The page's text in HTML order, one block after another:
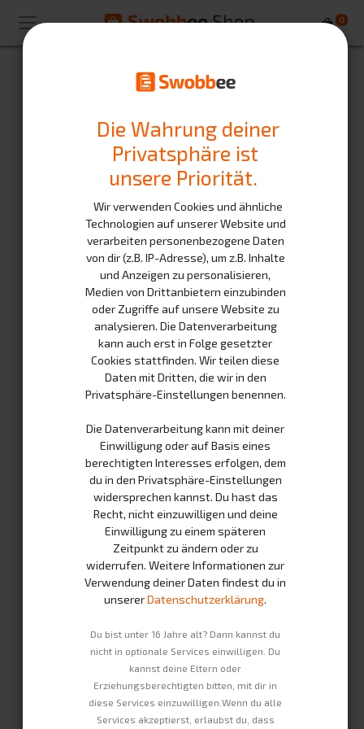
0
AES PowerPack Plus
Billing: Monthly subscription
60.90€
Excluding VAT
+ 27.40€ 12 months + 19.40€
Die Wahrung deiner
Privatsphäre ist
unsere Priorität.
Wir verwenden Cookies und ähnliche
Technologien auf unserer Website und
verarbeiten personenbezogene Daten
von dir (z.B. IP-Adresse), um z.B. Inhalte
und Anzeigen zu personalisieren,
Medien von Drittanbietern einzubinden
oder Zugriffe auf unsere Website zu
analysieren. Die Datenverarbeitung
kann auch erst in Folge gesetzter
Cookies stattfinden. Wir teilen diese
Daten mit Dritten, die wir in den
Privatsphäre-Einstellungen benennen.
Die Datenverarbeitung kann mit deiner
Einwilligung oder auf Basis eines
berechtigten Interesses erfolgen, dem
du in den Privatsphäre-Einstellungen
widersprechen kannst. Du hast das
Recht, nicht einzuwilligen und deine
Einwilligung zu einem späteren
Zeitpunkt zu ändern oder zu
widerrufen. Weitere Informationen zur
Verwendung deiner Daten findest du in
unsererDatenschutzerklärung.
Du bist unter 16 Jahre alt? Dann kannst du
nicht in optionale Services einwilligen. Du
kannst deine Eltern oder
Erziehungsberechtigten bitten, mit dir in
diese Services einzuwilligen.Wenn du alle
Services akzeptierst, erlaubst du, dass